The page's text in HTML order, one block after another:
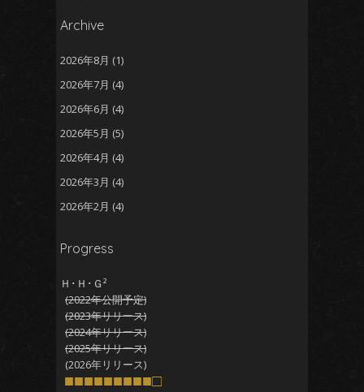
Archive
2026年8月 (1)
2026年7月 (4)
2026年6月 (4)
2026年5月 (5)
2026年4月 (4)
2026年3月 (4)
2026年2月 (4)
2025年12月
2025年11月
2025年10月(4)
2025年9月 (4)
2025年8月(5)
2025年7月(4)
Progress
Ｈ･Ｈ･Ｇ²
(2022年公開予定)
(2023年リリース)
(2024年リリース)
(2025年リリース)
(2026年リリース)
■■■■■■■■■□